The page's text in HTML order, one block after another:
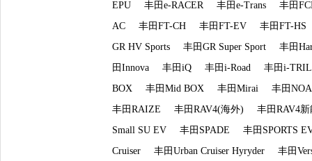
EPU
丰田e-RACER 丰田e-Trans
丰田
AC
丰田FT-CH 丰田FT-EV
丰田FT-HS
GR HV Sports
丰田GR Super Sport
丰田
田Innova
丰田iQ 丰田i-Road
丰田i-TRIL
BOX
丰田Mid BOX 丰田Mirai
丰田
丰田RAIZE
丰田RAV4(海外)
丰田RAV4
Small SU EV
丰田SPADE
丰田SPORTS
Cruiser
丰田Urban Cruiser Hyryder
丰田